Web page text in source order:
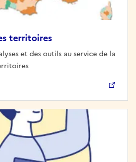
territoires
et des outils au service de la